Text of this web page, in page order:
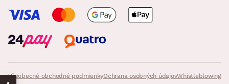
Všeobecné obchodné podmienkyOchrana osobných údajovWhistleblowing